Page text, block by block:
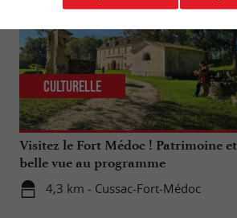
Visitez le Fort Médoc ! Patrimoine et
belle vue au programme
4,3 km - Cussac-Fort-Médoc
Culturelle